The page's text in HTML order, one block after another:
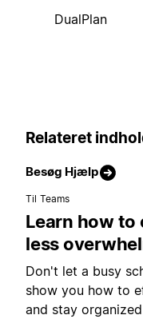
DualPlan
Relateret
Besøg Hjælp
Til Teams
Learn how to
less
Don't let a busy
show you how to
and stay